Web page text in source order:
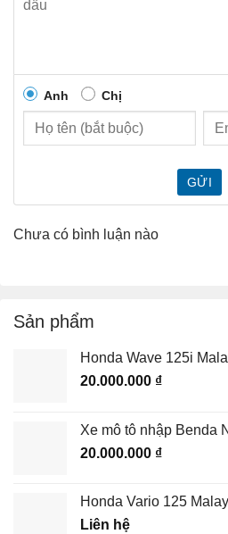
Anh Chị
GỬI
Chưa có bình luận nào
Sản phẩm
Honda Wave 125i
20.000.000 ₫
Xe mô tô nhập Benda
20.000.000 ₫
Honda Vario 125
Liên hệ